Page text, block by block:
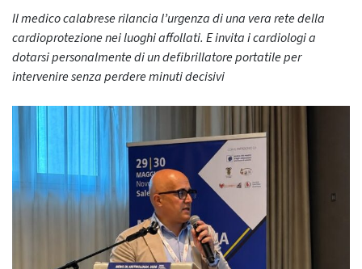
Il medico calabrese rilancia l’urgenza di una vera rete della
cardioprotezione nei luoghi affollati. E invita i cardiologi a
dotarsi personalmente di un defibrillatore portatile per
intervenire senza perdere minuti decisivi